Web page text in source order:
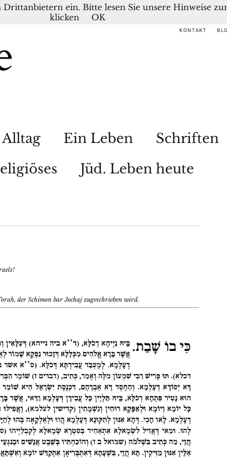
KONTAKT
Alltag Ein Leben Schriften
Jüd. Leben heute
der Schimon bar Jochaj zugeschrieben wird.
ein. Bitte lesen Sie unsere Hinweise
klicken
OK